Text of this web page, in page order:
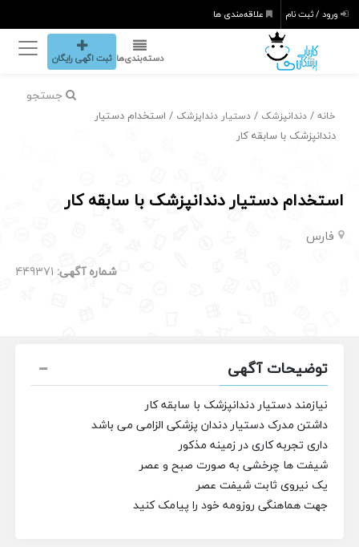
ورود / ثبت نام علاقه‌مندی ها
دسته‌بندی‌ها ثبت اگهی رایگان
جستجو
خانه /دندانپزشک /دستیار دنداپزشک / استخدام دستیار
دندانپزشک با سابقه کار
استخدام دستیار دندانپزشک با سابقه کار
فارس
شماره آگهی: 449371
توضیحات آگهی
نیازمند دستیار دندانپزشک با سابقه کار
داشتن مدرک دستیار دندان پزشکی الزامی می باشد
داری تجربه کاری در زمینه مذکور
شیفت ها چرخشی به صورت صبح و عصر
یک نیروی ثابت شیفت عصر
جهت هماهنگی روزومه خود را پیامک کنید